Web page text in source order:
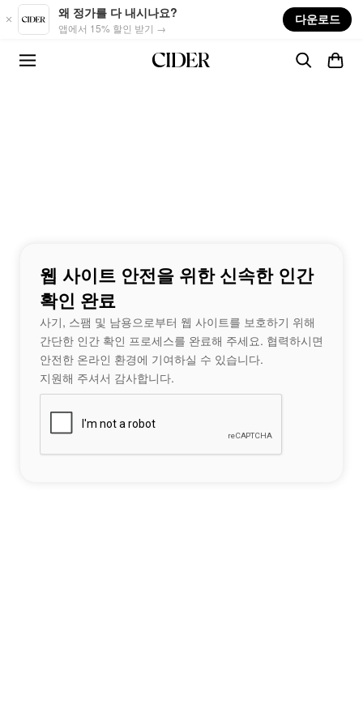
Skip to main content
왜 정가를 다 내시나요?
앱에서 15% 할인 받기 →
다운로드
웹 사이트 안전을 위한 신속한 인간
확인 완료
사기, 스팸 및 남용으로부터 웹 사이트를 보호하기 위해
간단한 인간 확인 프로세스를 완료해 주세요. 협력하시면
안전한 온라인 환경에 기여하실 수 있습니다.
지원해 주셔서 감사합니다.